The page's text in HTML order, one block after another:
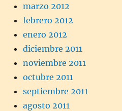
marzo 2012
febrero 2012
enero 2012
diciembre 2011
noviembre 2011
octubre 2011
septiembre 2011
agosto 2011